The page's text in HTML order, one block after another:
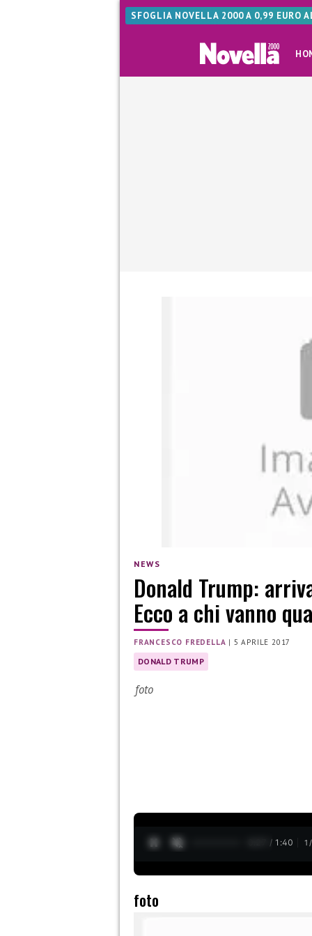
SFOGLIA NOVELLA 2000 A 0,99 EURO
NEWS
Donald Trump:
Ecco a chi vanno
FRANCESCO FREDELLA | 5 APRILE 2017
DONALD TRUMP
foto
0:28 / 1:40 1 /
foto